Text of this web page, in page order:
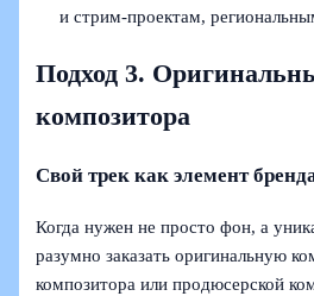
и стрим-проектам,
Подход 3.
композитора
Свой трек как элемент
Когда нужен не просто фон, а
разумно заказать оригинальную
композитора или продюсерской